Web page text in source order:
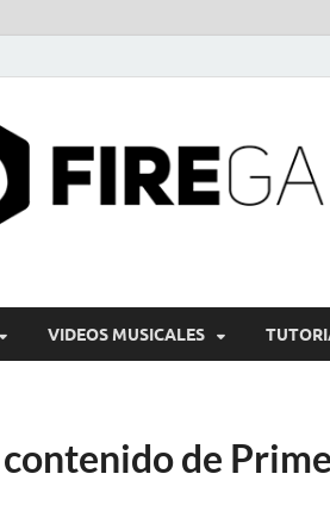
VIDEOS MUSICALES
de